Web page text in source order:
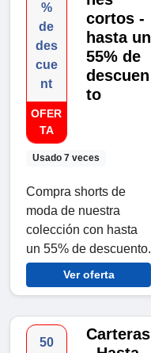
%
de
des
cue
nt
OFER
TA
Usado 7 veces
cortos -
hasta un
55% de
descuen
to
Compra shorts de
moda de nuestra
colección con hasta
un 55% de descuento.
Ver oferta
50
Carteras